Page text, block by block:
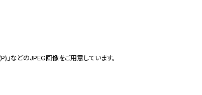
」などのJPEG画像をご用意しています。